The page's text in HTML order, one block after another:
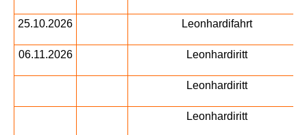
25.10.2026 Leonhardifahrt
06.11.2026 Leonhardiritt
Leonhardiritt
Leonhardiritt